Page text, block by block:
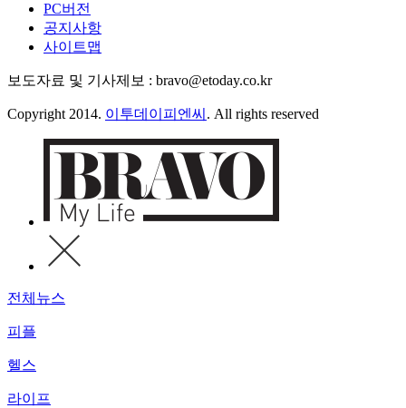
PC버전
공지사항
사이트맵
보도자료 및 기사제보 : bravo@etoday.co.kr
Copyright 2014. 이투데이피엔씨 . All rights reserved
전체뉴스
피플
헬스
라이프